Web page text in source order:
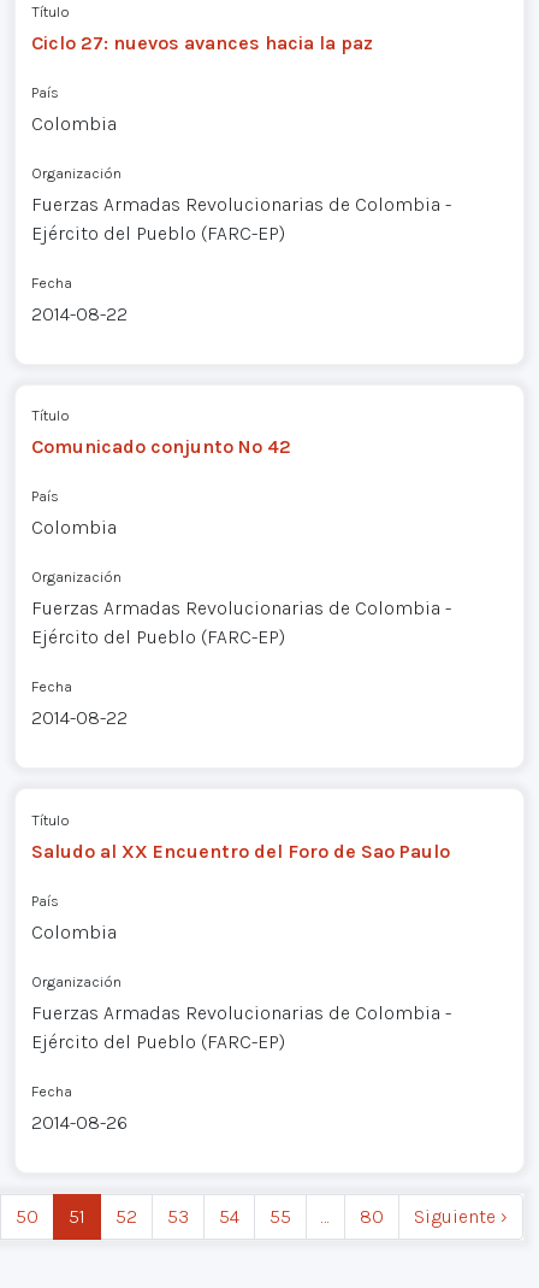
Título
Ciclo 27: nuevos avances hacia la paz
País
Colombia
Organización
Fuerzas Armadas Revolucionarias de Colombia -
Ejército del Pueblo (FARC-EP)
Fecha
2014-08-22
Título
Comunicado conjunto Nº 42
País
Colombia
Organización
Fuerzas Armadas Revolucionarias de Colombia -
Ejército del Pueblo (FARC-EP)
Fecha
2014-08-22
Título
Saludo al XX Encuentro del Foro de Sao Paulo
País
Colombia
Organización
Fuerzas Armadas Revolucionarias de Colombia -
Ejército del Pueblo (FARC-EP)
Fecha
2014-08-26
50 51 52 53 54 55 … 80 Siguiente ›